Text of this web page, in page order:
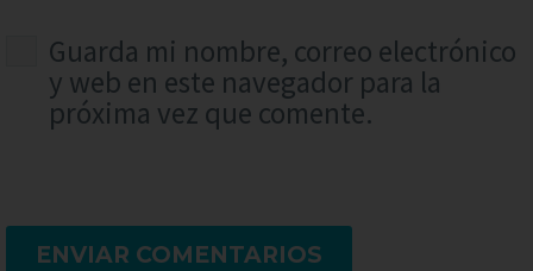
Guarda mi nombre, correo electrónico
y web en este navegador para la
próxima vez que comente.
ENVIAR COMENTARIOS